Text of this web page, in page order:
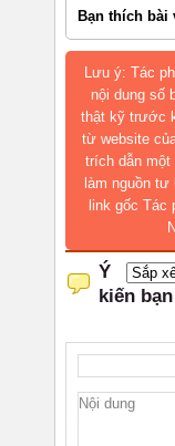
Bạn thích bài
Lưu ý: Tác
nội dung số
thật kỹ trước
từ website
trích dẫn một
làm nguồn
link gốc Tác